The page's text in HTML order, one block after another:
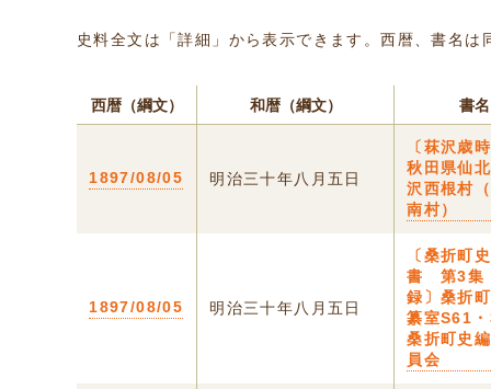
史料全文は「詳細」から表示できます。西暦、書名
西暦（綱文） 和暦（綱文） 書名
1897/08/05 明治三十年八月五日
〔菻沢歳
秋田県仙
沢西根村
南村）
1897/08/05 明治三十年八月五日
〔桑折町
書 第3
録〕桑折
纂室S61
桑折町史
員会